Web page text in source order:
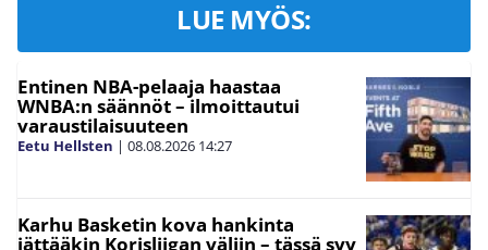
LUE MYÖS:
Entinen NBA-pelaaja haastaa
WNBA:n säännöt – ilmoittautui
varaustilaisuuteen
Eetu Hellsten | 08.08.2026 14:27
Karhu Basketin kova hankinta
jättääkin Korisliigan väliin – tässä syy